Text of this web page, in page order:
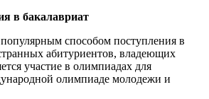
в бакалавриат
способом поступления в
абитуриентов, владеющих
участие в олимпиадах для
олимпиаде молодежи и